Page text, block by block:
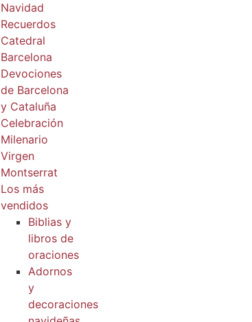
Navidad
Recuerdos
Catedral
Barcelona
Devociones
de Barcelona
y Cataluña
Celebración
Milenario
Virgen
Montserrat
Los más
vendidos
Biblias y
libros de
oraciones
Adornos
y
decoraciones